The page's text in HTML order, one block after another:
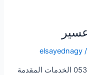
/
elsayednagy
شركة نقل عفش بمحايل عسير 0533413281 الخدمات المقدمة